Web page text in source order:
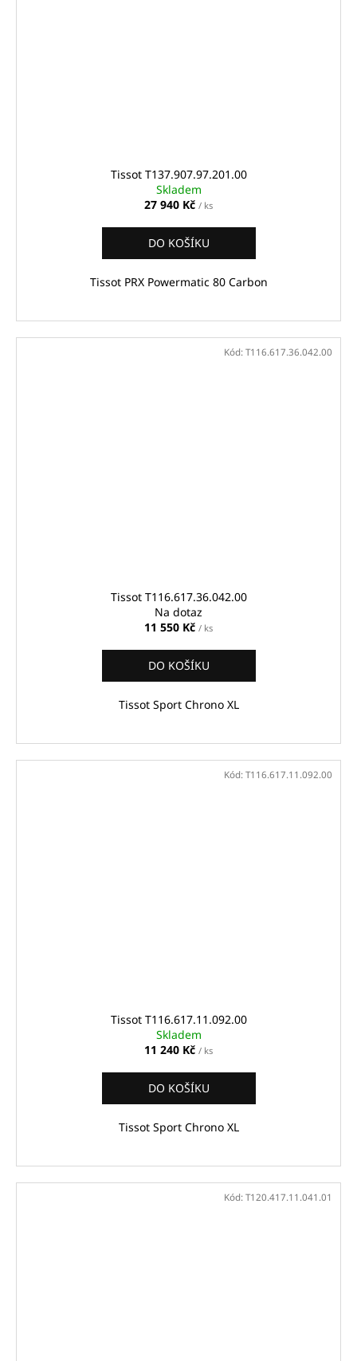
Tissot T137.907.97.201.00
Skladem
27 940 Kč / ks
DO KOŠÍKU
Tissot PRX Powermatic 80 Carbon
Tissot T116.617.36.042.00
Na dotaz
11 550 Kč / ks
DO KOŠÍKU
Tissot Sport Chrono XL
Kód: T116.617.36.042.00
Tissot T116.617.11.092.00
Skladem
11 240 Kč / ks
DO KOŠÍKU
Tissot Sport Chrono XL
Kód: T116.617.11.092.00
Kód: T120.417.11.041.01